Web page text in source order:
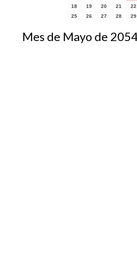
18
19 20 21 22
25
26 27 28 29
Mes de Mayo de